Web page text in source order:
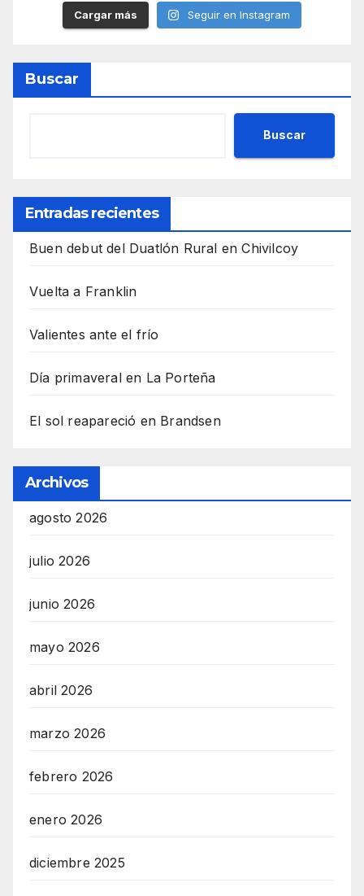
Cargar más Seguir en Instagram
Buscar
Buscar
Entradas recientes
Buen debut del Duatlón Rural en Chivilcoy
Vuelta a Franklin
Valientes ante el frío
Día primaveral en La Porteña
El sol reapareció en Brandsen
Archivos
agosto 2026
julio 2026
junio 2026
mayo 2026
abril 2026
marzo 2026
febrero 2026
enero 2026
diciembre 2025